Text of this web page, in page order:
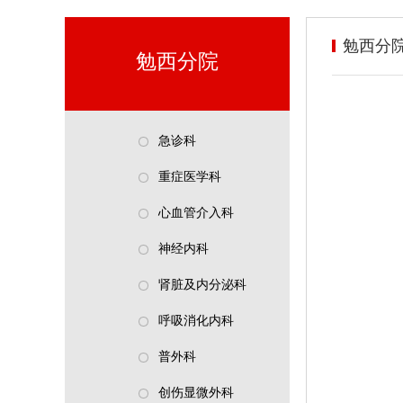
勉西分院
急诊科
重症医学科
心血管介入科
神经内科
肾脏及内分泌科
呼吸消化内科
普外科
创伤显微外科
勉西分